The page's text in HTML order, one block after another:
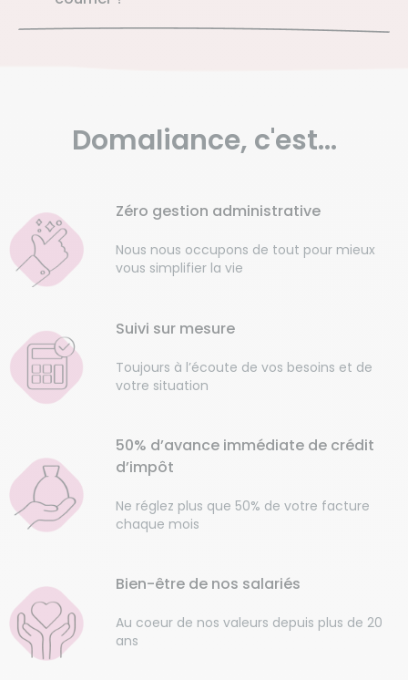
Domaliance, c'est...
Zéro gestion administrative
Nous nous occupons de tout pour mieux
vous simplifier la vie
Suivi sur mesure
Toujours à l’écoute de vos besoins et de
votre situation
50% d’avance immédiate de crédit
d’impôt
Ne réglez plus que 50% de votre facture
chaque mois
Bien-être de nos salariés
Au coeur de nos valeurs depuis plus de 20
ans